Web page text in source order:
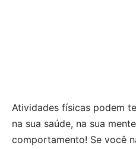
Atividades físicas podem
na sua saúde, na sua
comportamento! Se você